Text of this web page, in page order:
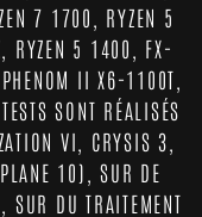
7 1700, RYZEN 5
RYZEN 5 1400, FX-
II X6-1100T,
SONT RÉALISÉS
VI, CRYSIS 3,
10), SUR DE
DU TRAITEMENT